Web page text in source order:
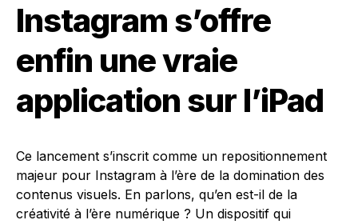
Instagram s’offre
enfin une vraie
application sur l’iPad
Ce lancement s’inscrit comme un repositionnement
majeur pour Instagram à l’ère de la domination des
contenus visuels. En parlons, qu’en est-il de la
créativité à l’ère numérique ? Un dispositif qui